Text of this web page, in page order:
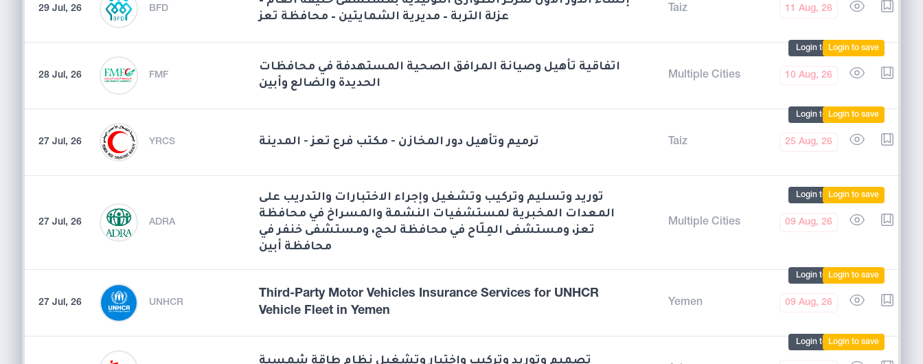
29 Jul, 26 BFD
عزلة التربة – مديرية الشمايتين – محافظة تعز
Taiz 11 Aug, 26
28 Jul, 26 FMF
اتفاقية تأهيل وصيانة المرافق الصحية المستهدفة في محافظات
الحديدة والضالع وأبين
Multiple Cities 10 Aug, 26
Login to markLogin to save
27 Jul, 26 YRCS ترميم وتأهيل دور المخازن - مكتب فرع تعز - المدينة Taiz 25 Aug, 26
Login to markLogin to save
27 Jul, 26 ADRA
توريد وتسليم وتركيب وتشغيل وإجراء الاختبارات والتدريب على
المعدات المخبرية لمستشفيات النشمة والمسراخ في محافظة
تعز، ومستشفى المِلّاح في محافظة لحج، ومستشفى خنفر في
محافظة أبين
Multiple Cities 09 Aug, 26
Login to markLogin to save
27 Jul, 26 UNHCR
Third-Party Motor Vehicles Insurance Services for UNHCR
Vehicle Fleet in Yemen
Yemen 09 Aug, 26
Login to markLogin to save
تصميم وتوريد وتركيب واختبار وتشغيل نظام طاقة شمسية
Login to markLogin to save